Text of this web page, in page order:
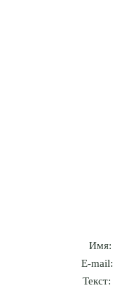
Имя:
E-mail:
Текст: